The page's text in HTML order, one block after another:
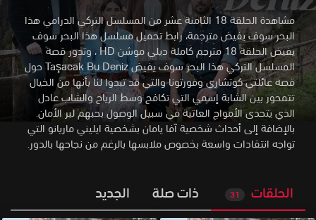
مشاهدة الحلقة 18 الثامنة عشر من المسلسل التركي الدرامي هذا
البحر سوف يفيض مترجمة، رابط تحميل مسلسل هذا البحر سوف
يفيض الحلقة 18 مترجم كاملة ديلي موشن HD ،وتدور قصة
المسلسل التركي هذا البحر سوف يفيض Taşacak Bu Deniz حول
قصة عائلتي كوتشاري وفورتونا والتي قد تبدوا لنا بأنها من الخيال
تتمحور بين الشابة إسمي التي تكافح وسط الرياح والشاب عادل
الذي يتحدى الأمواج العاتية في سبيل الوصول بحبهم لبر الأمان.
بالإضافة إلى أحداث شخصية آفا يامان بشخصية ايليني ماريانو التي
تواجه انتقادات واسعة بخصوص ملابسها بالرغم من نجاحها بالدور.
الحلقات 31 ذات صلة الجديد